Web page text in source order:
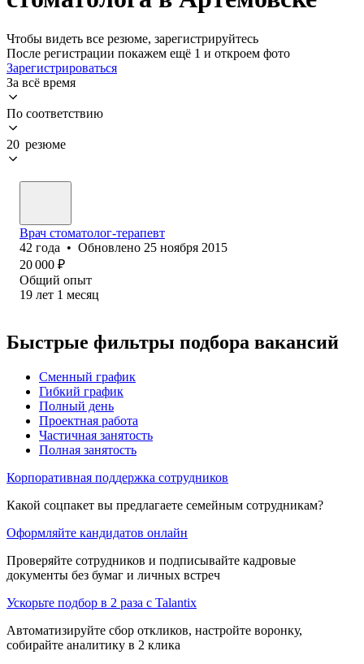
Чтобы видеть все резюме, зарегистрируйтесь
После регистрации покажем ещё 1 и откроем фото
Зарегистрироваться
За всё время
По соответствию
20 резюме
Врач стоматолог-терапевт
42 года • Обновлено 25 ноября 2015
20 000 ₽
Общий опыт
19 лет 1 месяц
Быстрые фильтры подбора вакансий
Сменный график
Гибкий график
Полный день
Проектная работа
Частичная занятость
Полная занятость
Корпоративная поддержка сотрудников
Какой соцпакет вы предлагаете семейным сотрудникам?
Оформляйте кандидатов онлайн
Проверяйте сотрудников и подписывайте кадровые
документы без бумаг и личных встреч
Ускорьте подбор в 2 раза с Talantix
Автоматизируйте сбор откликов, настройте воронку,
собирайте аналитику в 2 клика